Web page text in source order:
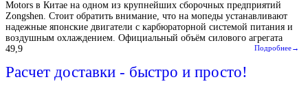
Motors в Китае на одном из крупнейших сборочных предприятий
Zongshen. Стоит обратить внимание, что на мопеды устанавливают
надежные японские двигатели с карбюраторной системой питания и
воздушным охлаждением. Официальный объём силового агрегата
49,9
Подробнее→
Расчет доставки - быстро и просто!